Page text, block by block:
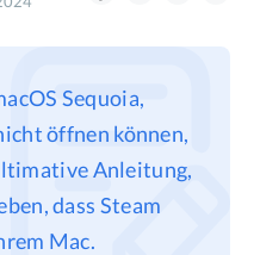
Sequoia,
öffnen können,
Anleitung,
dass Steam
Mac.